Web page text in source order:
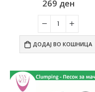
269 ден
ДОДАЈ ВО КОШНИЦА